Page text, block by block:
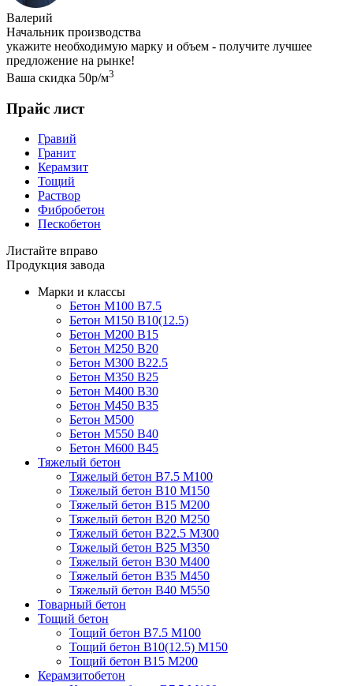
Валерий
Начальник производства
укажите необходимую марку и объем - получите лучшее
предложение на рынке!
Ваша скидка 50р/м3
Прайс лист
Гравий
Гранит
Керамзит
Тощий
Раствор
Фибробетон
Пескобетон
Листайте вправо
Продукция завода
Марки и классы
Бетон М100 В7.5
Бетон М150 В10(12.5)
Бетон М200 В15
Бетон М250 В20
Бетон М300 В22.5
Бетон М350 В25
Бетон М400 В30
Бетон М450 В35
Бетон М500
Бетон М550 В40
Бетон М600 В45
Тяжелый бетон
Тяжелый бетон В7.5 М100
Тяжелый бетон В10 М150
Тяжелый бетон В15 М200
Тяжелый бетон В20 М250
Тяжелый бетон В22.5 М300
Тяжелый бетон В25 М350
Тяжелый бетон В30 М400
Тяжелый бетон В35 М450
Тяжелый бетон В40 М550
Товарный бетон
Тощий бетон
Тощий бетон В7.5 М100
Тощий бетон В10(12.5) М150
Тощий бетон В15 М200
Керамзитобетон